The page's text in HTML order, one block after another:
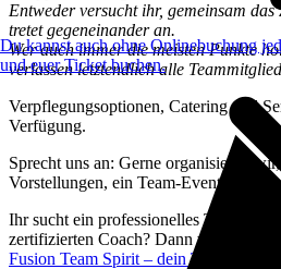
Du kannst auch ohne Onlinebuchung
und euer Ticket buchen.
Entweder versucht ihr, gemeinsam
tretet gegeneinander an.
Wer auch immer die meisten Punkte
verlassen letztendlich alle
Verpflegungsoptionen, Catering und
Verfügung.
Sprecht uns an: Gerne organisieren
Vorstellungen, ein Team-Event oder
Ihr sucht ein professionelles
zertifizierten Coach? Dann werft
Fusion Team Spirit – dein